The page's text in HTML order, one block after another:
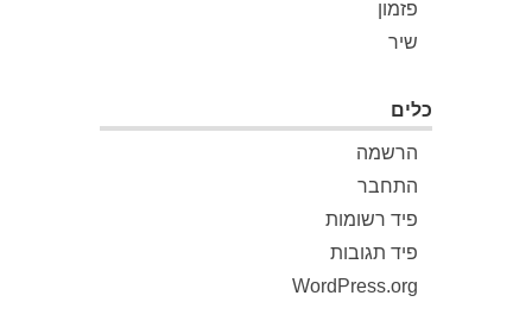
פזמון
שיר
כלים
הרשמה
התחבר
פיד רשומות
פיד תגובות
WordPress.org